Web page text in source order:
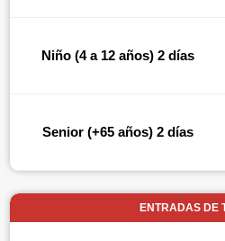
Niño (4 a 12 años) 2 días
Senior (+65 años) 2 días
ENTRADAS DE